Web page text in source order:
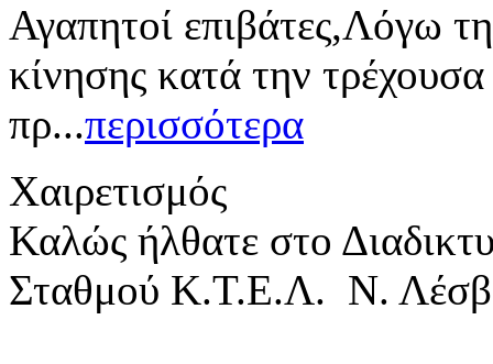
Αγαπητοί επιβάτες,Λόγω
κίνησης κατά την
πρ...περισσότερα
Χαιρετισμός
Καλώς ήλθατε στο
Σταθμού Κ.Τ.Ε.Λ. Ν.